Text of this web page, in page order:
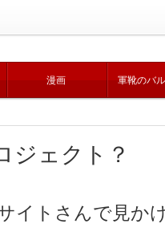
漫画 軍靴のバ
ジェクト？
イトさんで見か